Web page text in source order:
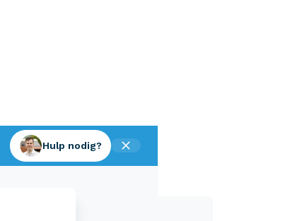
Hulp nodig?